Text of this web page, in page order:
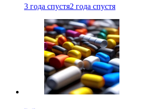
3 года спустя2 года спустя